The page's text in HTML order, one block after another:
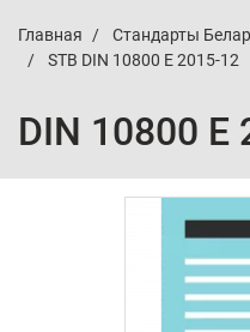
Главная Стандарты
STB DIN 10800 E 2015-12
DIN 10800 E